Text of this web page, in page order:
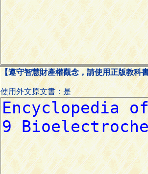
【遵守智慧財產權觀念，請使用正版教科
使用外文原文書：是